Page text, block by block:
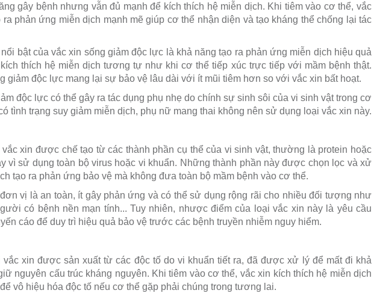
gây bệnh nhưng vẫn đủ mạnh để kích thích hệ miễn dịch. Khi tiêm vào cơ thể, vắc
phản ứng miễn dịch mạnh mẽ giúp cơ thể nhận diện và tạo kháng thể chống lại tác
bật của vắc xin sống giảm độc lực là khả năng tạo ra phản ứng miễn dịch hiệu quả
thích hệ miễn dịch tương tự như khi cơ thể tiếp xúc trực tiếp với mầm bệnh thật.
giảm độc lực mang lại sự bảo vệ lâu dài với ít mũi tiêm hơn so với vắc xin bất hoạt.
độc lực có thể gây ra tác dụng phụ nhẹ do chính sự sinh sôi của vi sinh vật trong cơ
tình trạng suy giảm miễn dịch, phụ nữ mang thai không nên sử dụng loại vắc xin này.
xin được chế tạo từ các thành phần cụ thể của vi sinh vật, thường là protein hoặc
vì sử dụng toàn bộ virus hoặc vi khuẩn. Những thành phần này được chọn lọc và xử
tạo ra phản ứng bảo vệ mà không đưa toàn bộ mầm bệnh vào cơ thể.
vị là an toàn, ít gây phản ứng và có thể sử dụng rộng rãi cho nhiều đối tượng như
có bệnh nền mạn tính... Tuy nhiên, nhược điểm của loại vắc xin này là yêu cầu
cáo để duy trì hiệu quả bảo vệ trước các bệnh truyền nhiễm nguy hiểm.
xin được sản xuất từ các độc tố do vi khuẩn tiết ra, đã được xử lý để mất đi khả
nguyên cấu trúc kháng nguyên. Khi tiêm vào cơ thể, vắc xin kích thích hệ miễn dịch
vô hiệu hóa độc tố nếu cơ thể gặp phải chúng trong tương lai.